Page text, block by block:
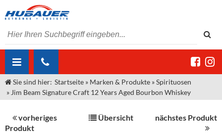
ÜBER UNS
Unser Liefergebiet
Angebote Gastronomie & Großhandel
MARKEN & PRODUKTE
Sie sind hier: Startseite » Marken & Produkte »Spirituosen
» Jim Beam Signature Craft 12 Years Aged Bourbon Whiskey
vorheriges
Produkt
Übersicht nächstes Produkt